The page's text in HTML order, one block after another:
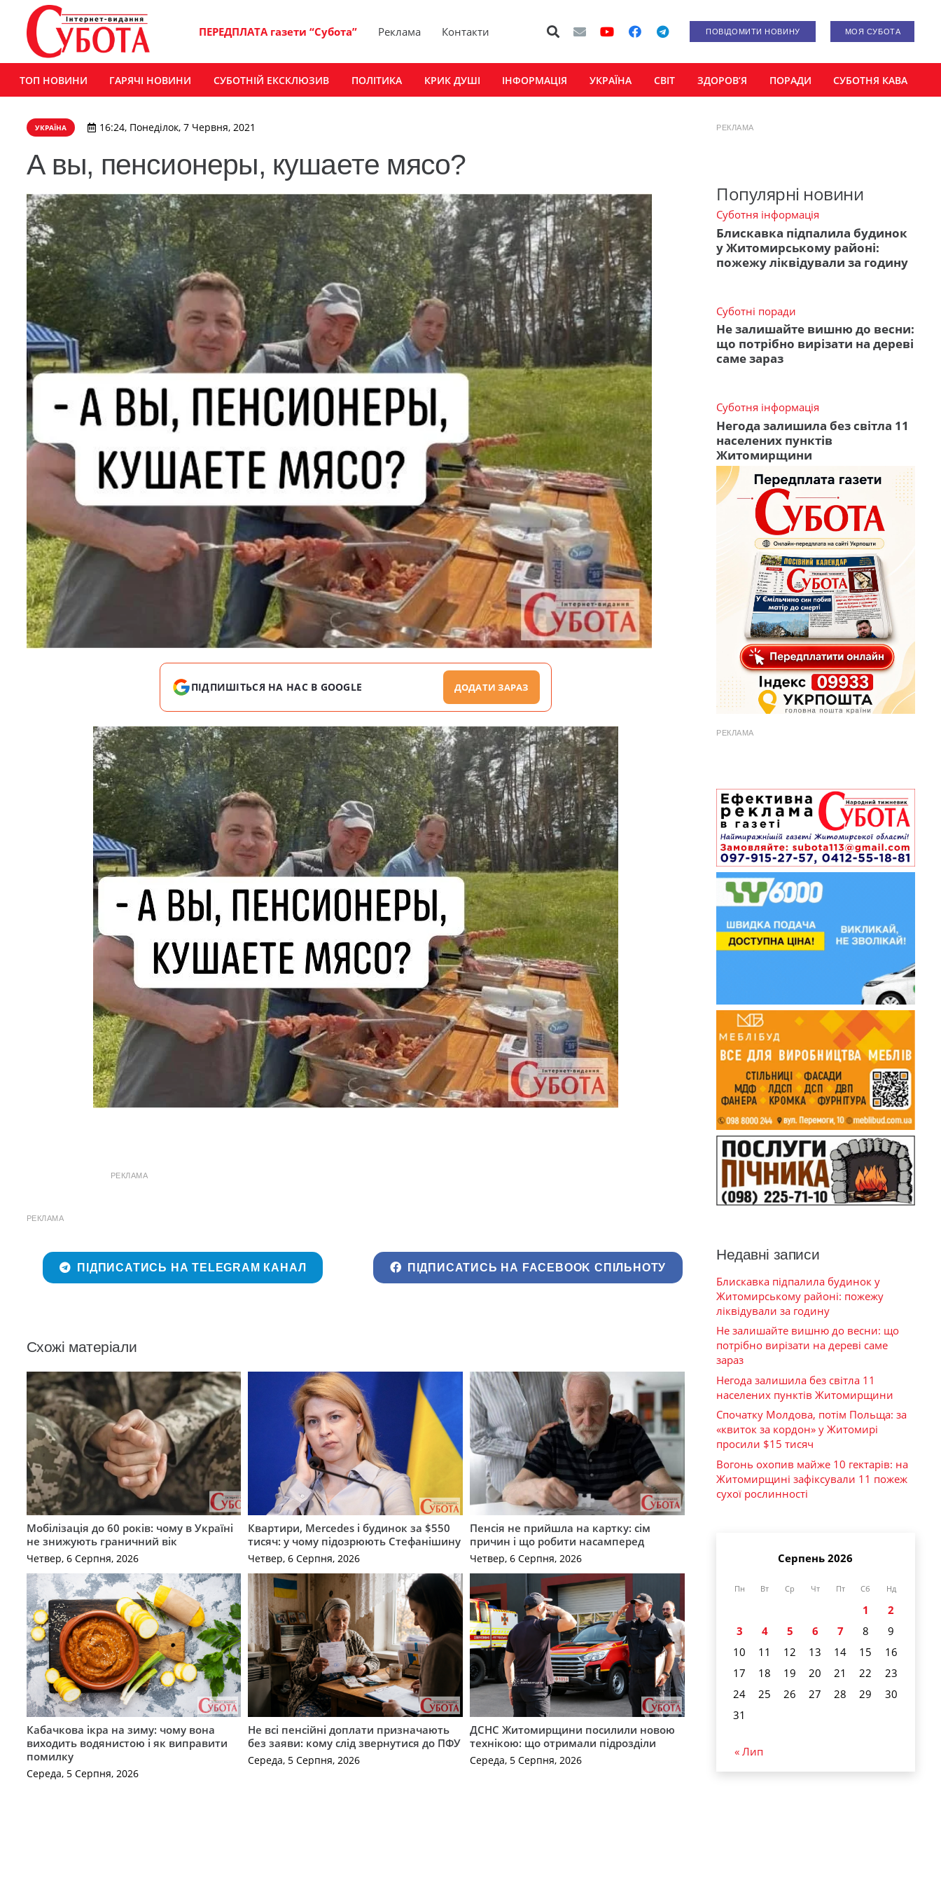
ПЕРЕДПЛАТА газети “Субота” Реклама Контакти ПОВІДОМИТИ НОВИНУ МОЯ СУБОТА
ТОП НОВИНИ ГАРЯЧІ НОВИНИ СУБОТНІЙ ЕКСКЛЮЗИВ ПОЛІТИКА КРИК ДУШІ ІНФОРМАЦІЯ УКРАЇНА СВІТ ЗДОРОВ’Я ПОРАДИ СУБОТНЯ КАВА
УКРАЇНА 16:24, Понеділок, 7 Червня, 2021
А вы, пенсионеры, кушаете мясо?
ПІДПИШІТЬСЯ НА НАС В GOOGLE ДОДАТИ ЗАРАЗ
РЕКЛАМА
РЕКЛАМА
ПІДПИСАТИСЬ НА TELEGRAM КАНАЛ ПІДПИСАТИСЬ НА FACEBOOK СПІЛЬНОТУ
Схожі матеріали
Мобілізація до 60 років: чому в Україні
не знижують граничний вік
Четвер, 6 Серпня, 2026
Квартири, Mercedes і будинок за $550
тисяч: у чому підозрюють Стефанішину
Четвер, 6 Серпня, 2026
Пенсія не прийшла на картку: сім
причин і що робити насамперед
Четвер, 6 Серпня, 2026
Кабачкова ікра на зиму: чому вона
виходить водянистою і як виправити
помилку
Середа, 5 Серпня, 2026
Не всі пенсійні доплати призначають
без заяви: кому слід звернутися до ПФУ
Середа, 5 Серпня, 2026
ДСНС Житомирщини посилили новою
технікою: що отримали підрозділи
Середа, 5 Серпня, 2026
РЕКЛАМА
Популярні новини
Суботня інформація
Блискавка підпалила будинок
у Житомирському районі:
пожежу ліквідували за годину
Суботні поради
Не залишайте вишню до весни:
що потрібно вирізати на дереві
саме зараз
Суботня інформація
Негода залишила без світла 11
населених пунктів
Житомирщини
РЕКЛАМА
Недавні записи
Блискавка підпалила будинок у
Житомирському районі: пожежу
ліквідували за годину
Не залишайте вишню до весни: що
потрібно вирізати на дереві саме
зараз
Негода залишила без світла 11
населених пунктів Житомирщини
Спочатку Молдова, потім Польща: за
«квиток за кордон» у Житомирі
просили $15 тисяч
Вогонь охопив майже 10 гектарів: на
Житомирщині зафіксували 11 пожеж
сухої рослинності
Серпень 2026
Пн Вт Ср Чт Пт Сб Нд
1
2
3
4 5 6 7 8
9
10
11 12 13 14 15
16
17
18 19 20 21 22
23
24
25 26 27 28 29
30
31
« Лип